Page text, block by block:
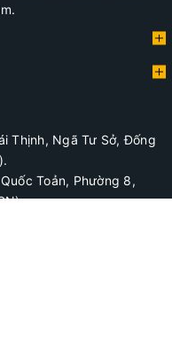
nhắn tin hoặc
XIMO tư vấn và
dụng các sản phẩm
Thịnh, Ngã Tư Sở, Đống
Toản, Phường 8,